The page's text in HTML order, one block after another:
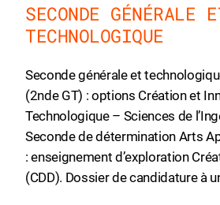
SECONDE GÉNÉRALE
TECHNOLOGIQUE
Seconde générale et
(2nde GT) : options Création et
Technologique – Sciences de
Seconde de détermination Arts
: enseignement d’exploration
(CDD). Dossier de candidature à